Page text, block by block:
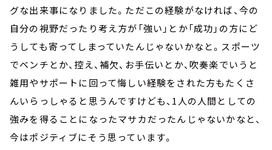
グな出来事になりました。ただこの経験がなければ、今の
自分の視野だったり考え方が「強い」とか「成功」の方にど
うしても寄ってしまっていたんじゃないかなと。スポーツ
でベンチとか、控え、補欠、お手伝いとか、吹奏楽でいうと
雑用やサポートに回って悔しい経験をされた方もたくさ
んいらっしゃると思うんですけども、1人の人間としての
強みを得ることになったマサカだったんじゃないかなと、
今はポジティブにそう思っています。